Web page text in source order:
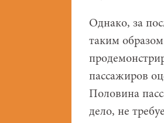
Однако, за
таким
пассажиров
Половина
дело, не